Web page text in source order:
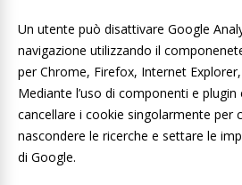
Un utente può disattivare Google
navigazione utilizzando il
per Chrome, Firefox, Internet
Mediante l’uso di componenti e
cancellare i cookie singolarmente per
nascondere le ricerche e settare le
di Google.